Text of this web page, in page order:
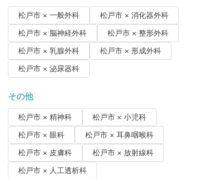
松戸市 × 一般外科
松戸市 × 消化器外科
松戸市 × 脳神経外科
松戸市 × 整形外科
松戸市 × 乳腺外科
松戸市 × 形成外科
松戸市 × 泌尿器科
その他
松戸市 × 精神科
松戸市 × 小児科
松戸市 × 眼科
松戸市 × 耳鼻咽喉科
松戸市 × 皮膚科
松戸市 × 放射線科
松戸市 × 人工透析科